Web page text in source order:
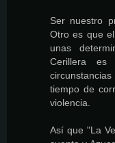
Ser nuestro
Otro es que
unas
Cerillera
tiempo de
violencia.
Así que "La